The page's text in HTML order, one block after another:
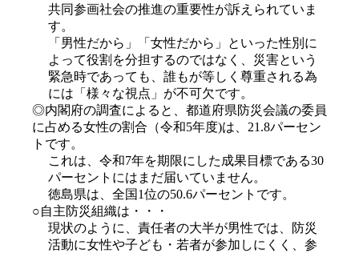
共同参画社会の推進の重要性が訴えられていま
す。
「男性だから」「女性だから」といった性別に
よって役割を分担するのではなく、災害という
緊急時であっても、誰もが等しく尊重される為
には「様々な視点」が不可欠です。
◎内閣府の調査によると、都道府県防災会議の委員
に占める女性の割合（令和5年度)は、21.8パーセン
トです。
これは、令和7年を期限にした成果目標である30
パーセントにはまだ届いていません。
徳島県は、全国1位の50.6パーセントです。
○自主防災組織は・・・
現状のように、責任者の大半が男性では、防災
活動に女性や子ども・若者が参加しにくく、参